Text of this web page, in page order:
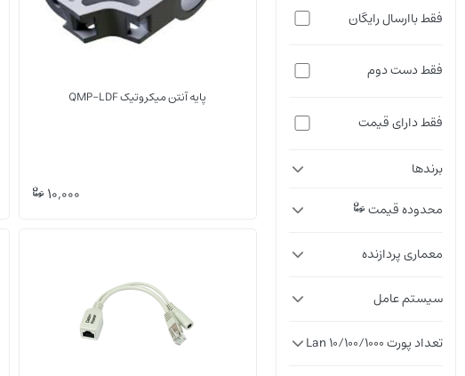
فقط باارسال رایگان
فقط دست دوم
فقط دارای قیمت
برندها
محدوده قیمت
معماری پردازنده
سیستم عامل
تعداد پورت Lan 10/100/1000
پایه آنتن میکروتیک QMP-LDF
(0) 10,000